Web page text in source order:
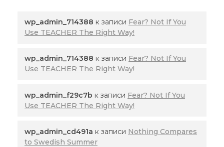
wp_admin_714388 к записи Fear? Not If You
Use TEACHER The Right Way!
wp_admin_714388 к записи Fear? Not If You
Use TEACHER The Right Way!
wp_admin_f29c7b к записи Fear? Not If You
Use TEACHER The Right Way!
wp_admin_cd491a к записи Nothing Compares
to Swedish Summer